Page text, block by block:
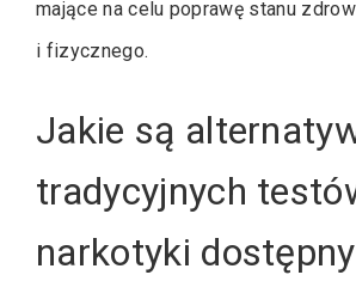
mające na celu poprawę stanu
i fizycznego.
Jakie są
tradycyjnych
narkotyki